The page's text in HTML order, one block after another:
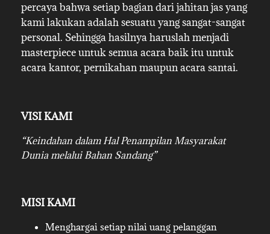
percaya bahwa setiap bagian dari jahitan jas yang
kami lakukan adalah sesuatu yang sangat-sangat
personal. Sehingga hasilnya haruslah menjadi
masterpiece untuk semua acara baik itu untuk
acara kantor, pernikahan maupun acara santai.
VISI KAMI
“Keindahan dalam Hal Penampilan Masyarakat
Dunia melalui Bahan Sandang”
MISI KAMI
Menghargai setiap nilai uang pelanggan